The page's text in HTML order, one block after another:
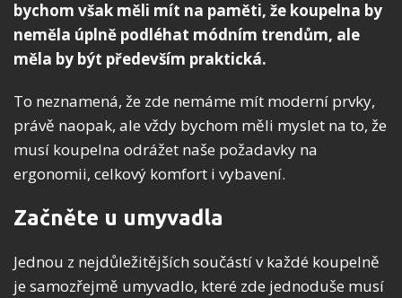
bychom však měli mít na paměti, že koupelna by
neměla úplně podléhat módním trendům, ale
měla by být především praktická.
To neznamená, že zde nemáme mít moderní prvky,
právě naopak, ale vždy bychom měli myslet na to, že
musí koupelna odrážet naše požadavky na
ergonomii, celkový komfort i vybavení.
Začněte u umyvadla
Jednou z nejdůležitějších součástí v každé koupelně
je samozřejmě umyvadlo, které zde jednoduše musí